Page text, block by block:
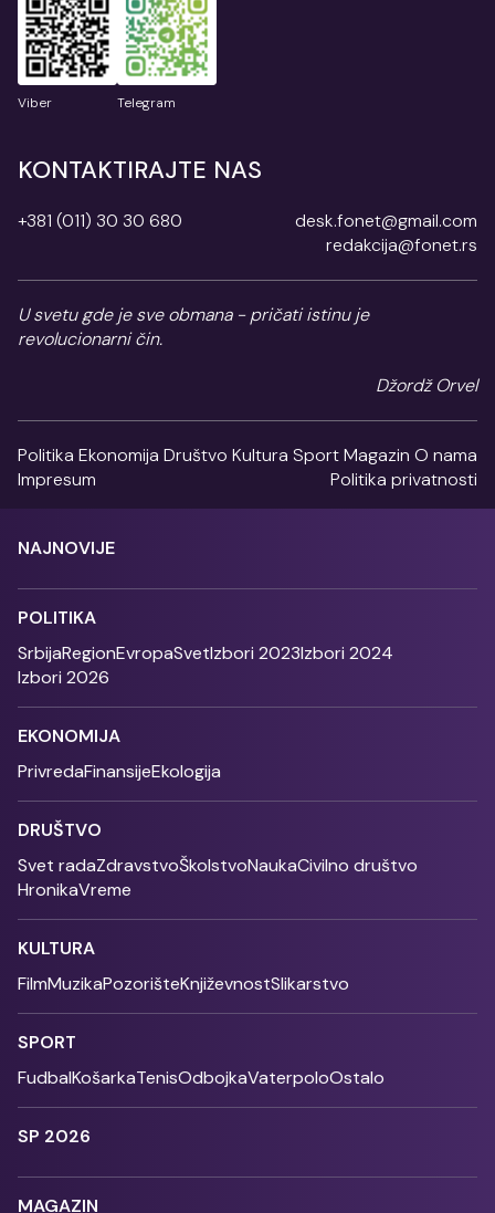
Viber Telegram
KONTAKTIRAJTE NAS
+381 (011) 30 30 680
desk.fonet@gmail.com
redakcija@fonet.rs
U svetu gde je sve obmana - pričati istinu je
revolucionarni čin.
Džordž Orvel
Politika Ekonomija Društvo Kultura SportMagazin O nama
Impresum
Politika privatnosti
NAJNOVIJE
POLITIKA
SrbijaRegionEvropaSvetIzbori 2023Izbori 2024
Izbori 2026
EKONOMIJA
PrivredaFinansijeEkologija
DRUŠTVO
Svet radaZdravstvoŠkolstvoNaukaCivilno društvo
HronikaVreme
KULTURA
FilmMuzikaPozorišteKnjiževnostSlikarstvo
SPORT
FudbalKošarkaTenisOdbojkaVaterpoloOstalo
SP 2026
MAGAZIN